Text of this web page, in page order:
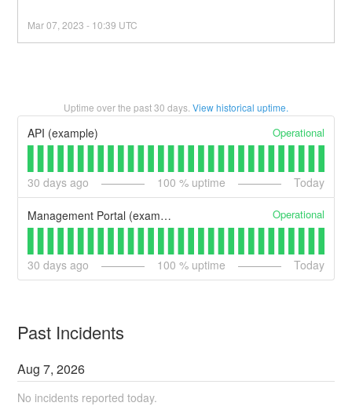
Mar07 ,2023 - 10:39 UTC
Uptime over the past30 days. View historical uptime.
API (example) Operational
30 days ago 100 % uptime Today
Management Portal (example) Operational
30 days ago 100 % uptime Today
Past Incidents
Aug7,2026
No incidents reported today.